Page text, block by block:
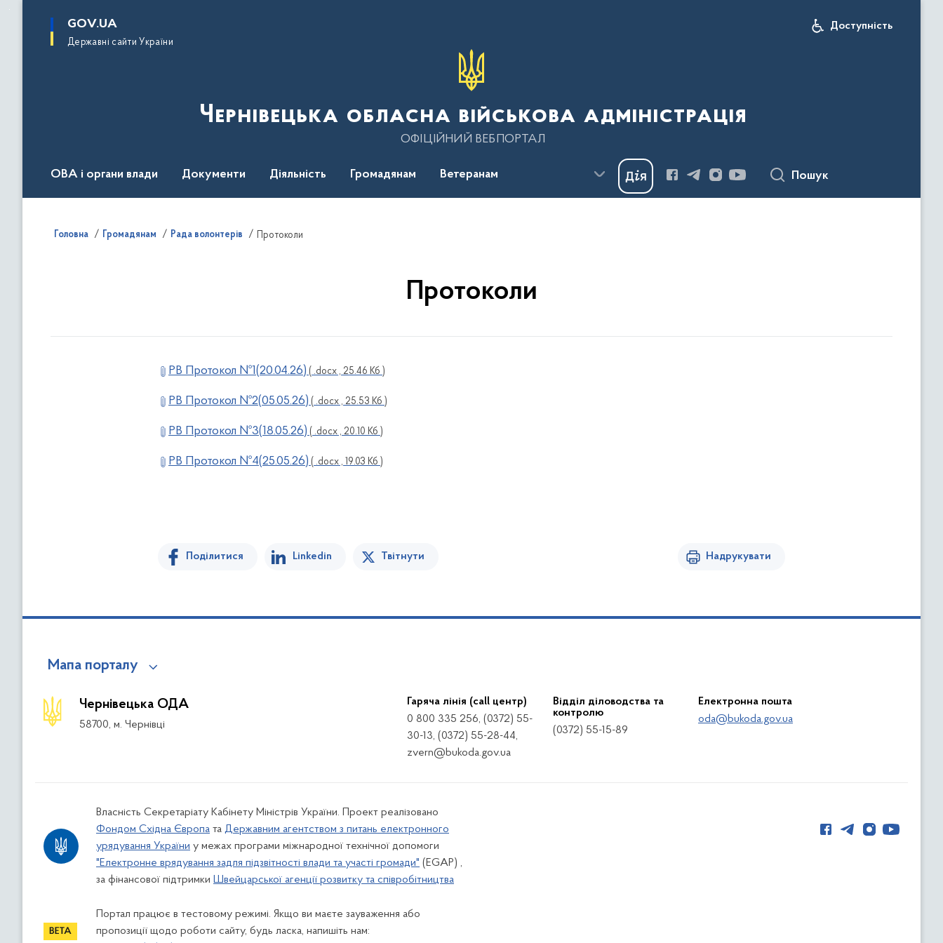
основного
GOV.UA
Державні сайти України
Доступність
Чернівецька обласна військова адміністрація
ОФІЦІЙНИЙ ВЕБПОРТАЛ
ОВА і органи влади Документи Діяльність Громадянам Ветеранам Пошук
Головна Громадянам Рада волонтерів Протоколи
Протоколи
РВ Протокол №1(20.04.26) ( .docx , 25.46 Кб )
РВ Протокол №2(05.05.26) ( .docx , 25.53 Кб )
РВ Протокол №3(18.05.26) ( .docx , 20.10 Кб )
РВ Протокол №4(25.05.26) ( .docx , 19.03 Кб )
Поділитися Linkedin Твітнути Надрукувати
Мапа порталу
Чернівецька ОДА
58700, м. Чернівці
Гаряча лінія (call центр)
0 800 335 256, (0372) 55-
30-13, (0372) 55-28-44,
zvern@bukoda.gov.ua
Відділ діловодства та
контролю
(0372) 55-15-89
Електронна пошта
oda@bukoda.gov.ua
Власність Секретаріату Кабінету Міністрів України. Проект реалізовано
Фондом Східна Європа та Державним агентством з питань електронного
урядування України у межах програми міжнародної технічної допомоги
"Електронне врядування задля підзвітності влади та участі громади" (EGAP) ,
за фінансової підтримки Швейцарської агенції розвитку та співробітництва
Портал працює в тестовому режимі. Якщо ви маєте зауваження або
пропозиції щодо роботи сайту, будь ласка, напишіть нам: